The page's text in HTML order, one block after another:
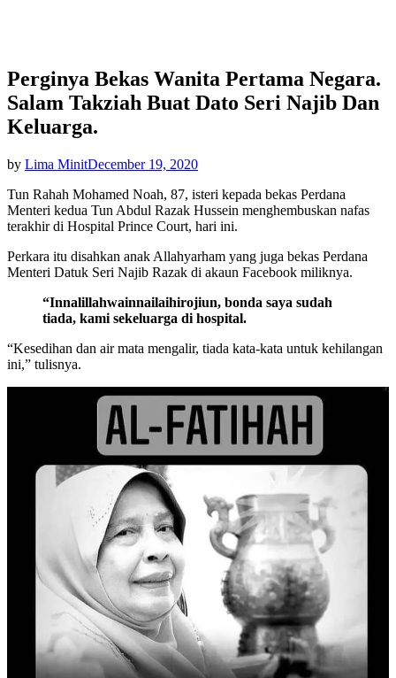
Perginya Bekas Wanita Pertama Negara.
Salam Takziah Buat Dato Seri Najib Dan
Keluarga.
by Lima MinitPosted
December 19, 2020
Tun Rahah Mohamed Noah, 87, isteri kepada bekas Perdana
Menteri kedua Tun Abdul Razak Hussein menghembuskan nafas
terakhir di Hospital Prince Court, hari ini.
Perkara itu disahkan anak Allahyarham yang juga bekas Perdana
Menteri Datuk Seri Najib Razak di akaun Facebook miliknya.
“Innalillahwainnailaihirojiun, bonda saya sudah
tiada, kami sekeluarga di hospital.
“Kesedihan dan air mata mengalir, tiada kata-kata untuk kehilangan
ini,” tulisnya.